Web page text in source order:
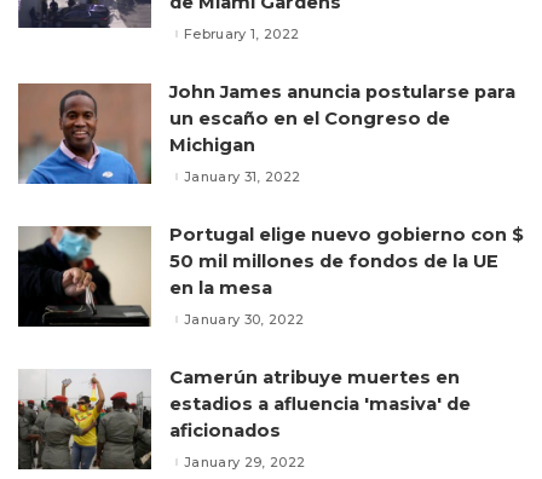
February 1, 2022
John James anuncia postularse para
un escaño en el Congreso de
Michigan
January 31, 2022
Portugal elige nuevo gobierno con $
50 mil millones de fondos de la UE
en la mesa
January 30, 2022
Camerún atribuye muertes en
estadios a afluencia 'masiva' de
aficionados
January 29, 2022